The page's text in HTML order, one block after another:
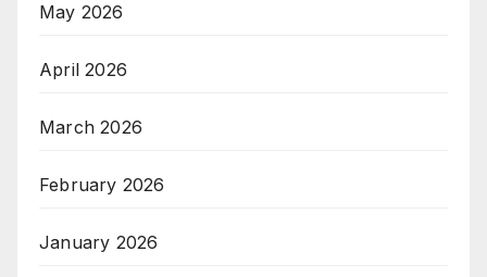
May 2026
April 2026
March 2026
February 2026
January 2026